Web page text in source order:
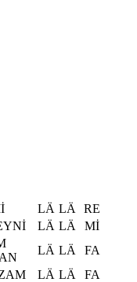
LÄ LÄ
RE
LÄ LÄ
Mİ
LÄ LÄ
FA
LÄ LÄ
FA